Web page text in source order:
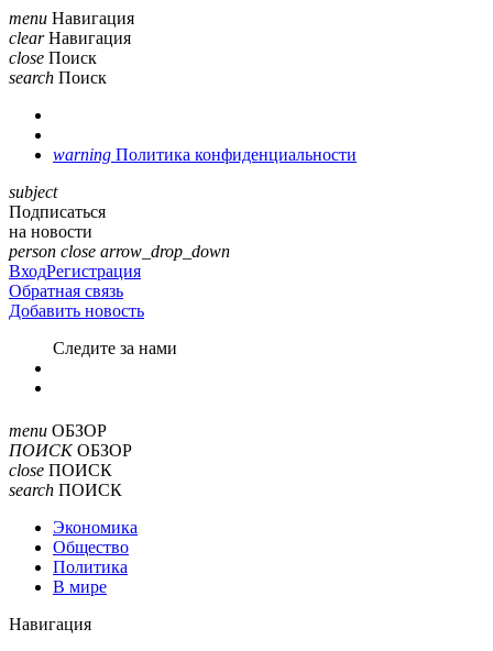
menu Навигация
clear Навигация
close Поиск
search Поиск
warning Политика конфиденциальности
subject
Подписаться
на новости
person close arrow_drop_down
ВходРегистрация
Обратная связь
Добавить новость
Cледите за нами
menu ОБЗОР
ПОИСК ОБЗОР
close ПОИСК
search ПОИСК
Экономика
Общество
Политика
В мире
Навигация